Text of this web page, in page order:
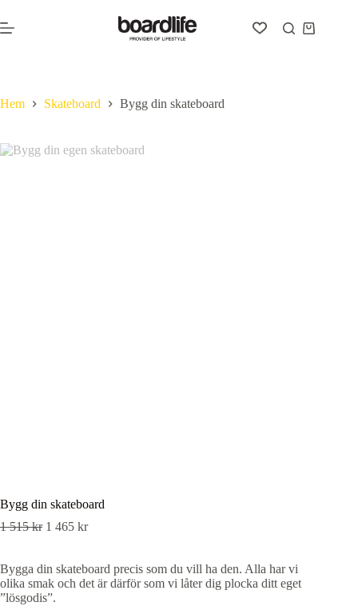
till
innehåll
Varukorg
Hem Skateboard Bygg din skateboard
Bygg din skateboard
1 515kr 1 465 kr
Bygga din skateboard precis som du vill ha den. Alla har vi
olika smak och det är därför som vi låter dig plocka ditt eget
”lösgodis”.